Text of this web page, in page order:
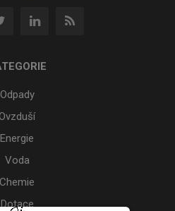
Odpady
Energie
Voda
Chemie
Dotace